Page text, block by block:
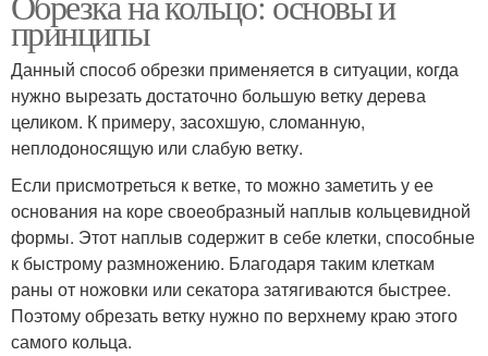
принципы
Данный способ обрезки применяется в ситуации, когда
нужно вырезать достаточно большую ветку дерева
целиком. К примеру, засохшую, сломанную,
неплодоносящую или слабую ветку.
Если присмотреться к ветке, то можно заметить у ее
основания на коре своеобразный наплыв кольцевидной
формы. Этот наплыв содержит в себе клетки, способные
к быстрому размножению. Благодаря таким клеткам
раны от ножовки или секатора затягиваются быстрее.
Поэтому обрезать ветку нужно по верхнему краю этого
самого кольца.